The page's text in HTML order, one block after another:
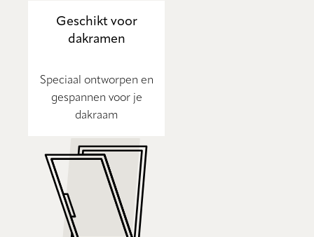
Geschikt voor
dakramen
Speciaal ontworpen en
gespannen voor je
dakraam